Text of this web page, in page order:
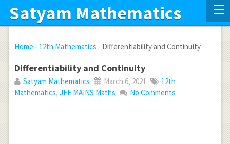
Satyam Mathematics
Home - 12th Mathematics - Differentiability and Continuity
Differentiability and Continuity
Satyam Mathematics March 6, 2021
12th
Mathematics, JEE MAINS Maths No Comments